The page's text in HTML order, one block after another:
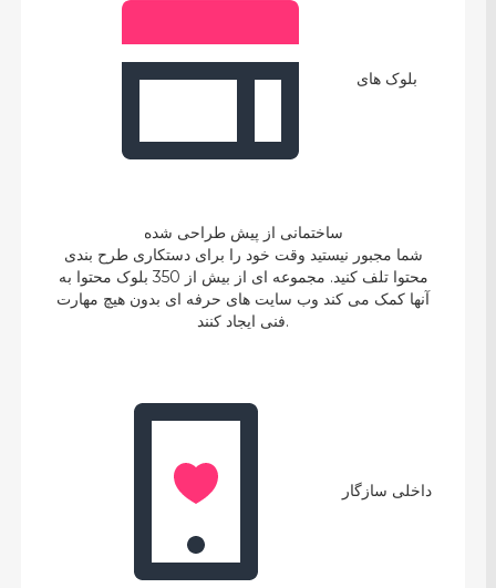
بلوک های
ساختمانی از پیش طراحی شده
شما مجبور نیستید وقت خود را برای دستکاری طرح بندی
محتوا تلف کنید. مجموعه ای از بیش از 350 بلوک محتوا به
آنها کمک می کند وب سایت های حرفه ای بدون هیچ مهارت
فنی ایجاد کنند.
داخلی سازگار